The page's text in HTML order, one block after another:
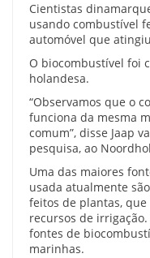
Cientistas
usando combustível
automóvel que
O biocombustível foi
holandesa.
“Observamos que o
funciona da mesma
comum”, disse Jaap
pesquisa, ao
Uma das maiores
usada atualmente
feitos de plantas,
recursos de
fontes de
marinhas.